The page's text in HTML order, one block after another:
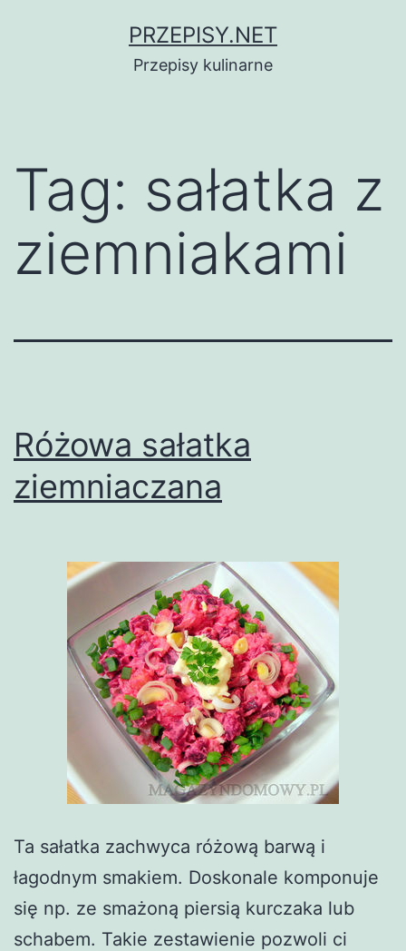
PRZEPISY.NET
Przepisy kulinarne
Tag: sałatka z
ziemniakami
Różowa sałatka
ziemniaczana
Ta sałatka zachwyca różową barwą i
łagodnym smakiem. Doskonale komponuje
się np. ze smażoną piersią kurczaka lub
schabem. Takie zestawienie pozwoli ci